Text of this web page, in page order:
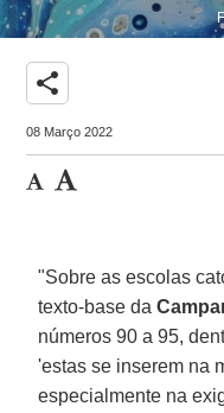
share
08 Março 2022
"Sobre as escolas
texto-base da
números 90 a 95,
'estas se inserem na
especialmente na